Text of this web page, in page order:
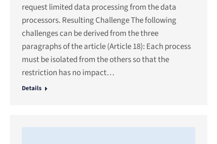
request limited data processing from the data
processors. Resulting Challenge The following
challenges can be derived from the three
paragraphs of the article (Article 18): Each process
must be isolated from the others so that the
restriction has no impact…
Details